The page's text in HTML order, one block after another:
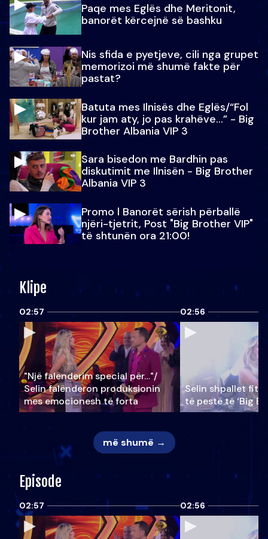
Paqe mes Eglës dhe Meritonit,
banorët kërcejnë së bashku
Nis sfida e pyetjeve, cili nga grupet
memorizoi më shumë fakte për
pastat?
Batuta mes Ilnisës dhe Eglës/“Fol
kur jam aty, jo pas krahëve…” - Big
Brother Albania VIP 3
Sara bisedon me Bardhin pas
diskutimit me Ilnisën - Big Brother
Albania VIP 3
Promo l Banorët sërish përballë
njëri-tjetrit, Post "Big Brother VIP"
të shtunën ora 21:00!
Klipe
02:57
"Një falenderim special për…"/
Selin falënderon produksionin
mes emocionesh të forta
02:56
Selin shpallet
të pestë të ‘Big
më shumë →
Episode
02:57 02:56